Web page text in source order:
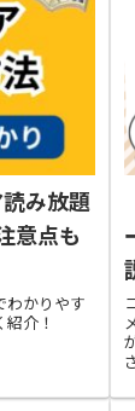
み放題
意点も
わかりやす
介！